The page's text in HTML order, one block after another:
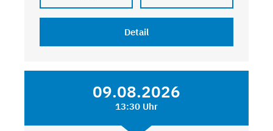
Detail
09.08.2026
13:30 Uhr